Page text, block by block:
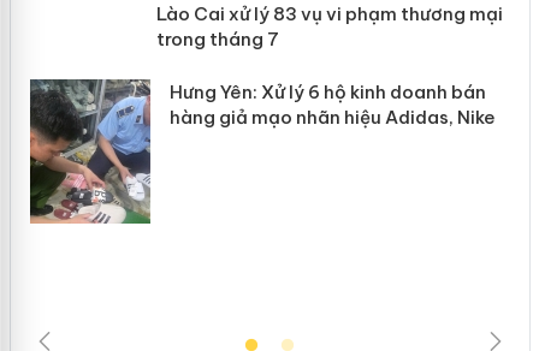
Lào Cai xử lý 83 vụ vi phạm thương
mại trong tháng 7